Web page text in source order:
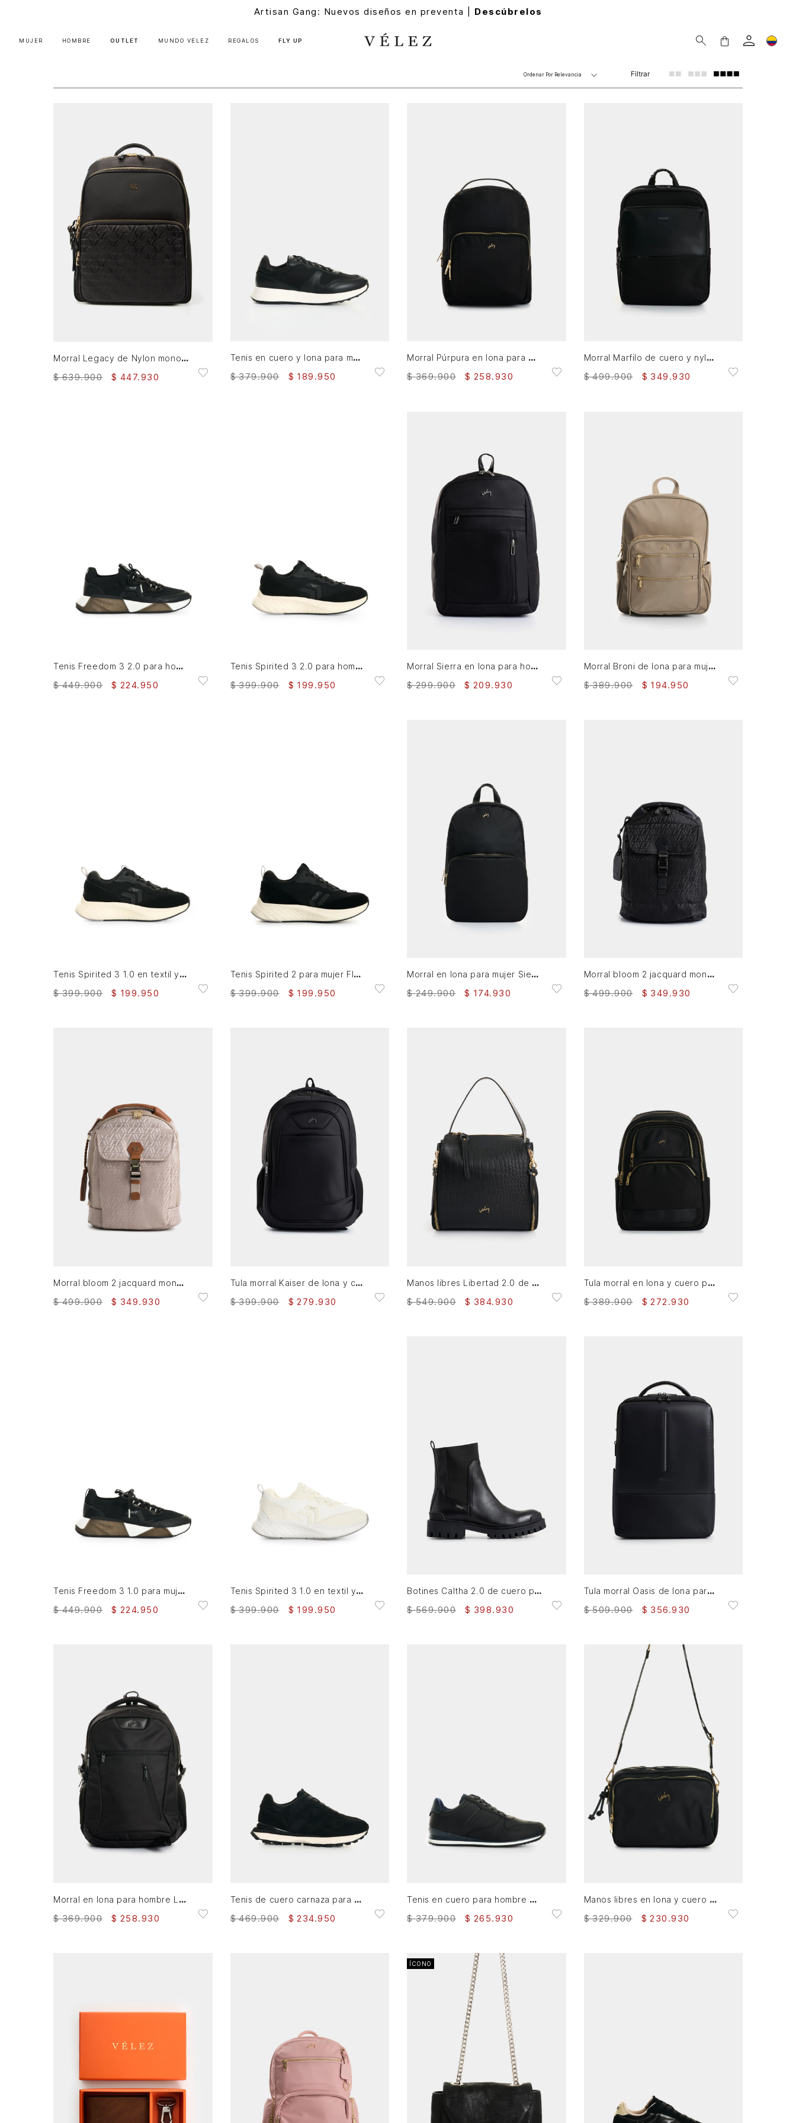
Artisan Gang: Nuevos diseños en preventa | Descúbrelos
MUJER HOMBRE OUTLET MUNDO VÉLEZ REGALOS FLY UP
Ordenar Por Relevancia Filtrar
Morral Legacy de Nylon monocromático Negro
$ 639.900 $ 447.930
Tenis en cuero y lona para mujer Ocaso 2
$ 379.900 $ 189 .950
Morral Púrpura en lona para mujer casual
$ 369.900 $ 258.930
Morral Marfilo de cuero y nylon para mujer manija trenzada
$ 499.900 $ 349 .930
Tenis Freedom 3 2.0 para hombre Fly Up
$ 449.900 $ 224.950
Tenis Spirited 3 2.0 para hombre Fly Up
$ 399.900 $ 199 .950
Morral Sierra en lona para hombre manija cuero
$ 299.900 $ 209.930
Morral Broni de lona para mujer versátil
$ 389.900 $ 194.950
Tenis Spirited 3 1.0 en textil y gamuza para mujer Fly Up
$ 399.900 $ 199.950
Tenis Spirited 2 para mujer Fly Up
$ 399.900 $ 199 .950
Morral en lona para mujer Sienna
$ 249.900 $ 174.930
Morral bloom 2 jacquard monograma VZ para mujer porta trolley
$ 499.900 $ 349 .930
Morral bloom 2 jacquard monograma VZ para mujer porta trolley
$ 499.900 $ 349.930
Tula morral Kaiser de lona y cuero para hombre estilo urbano
$ 399.900 $ 279 .930
Manos libres Libertad 2.0 de cuero para mujer grabado
$ 549.900 $ 384.930
Tula morral en lona y cuero para mujer Biel
$ 389.900 $ 272 .930
Tenis Freedom 3 1.0 para mujer Fly Up
$ 449.900 $ 224.950
Tenis Spirited 3 1.0 en textil y gamuza para mujer Fly Up
$ 399.900 $ 199 .950
Botines Caltha 2.0 de cuero para mujer tractorados
$ 569.900 $ 398.930
Tula morral Oasis de lona para hombre detalle acento de color
$ 509.900 $ 356.930
Morral en lona para hombre Ledger
$ 369.900 $ 258.930
Tenis de cuero carnaza para mujer Sahara
$ 469.900 $ 234.950
Tenis en cuero para hombre Cooper 4
$ 379.900 $ 265.930
Manos libres en lona y cuero para mujer Square
$ 329.900 $ 230 .930
ÍCONO